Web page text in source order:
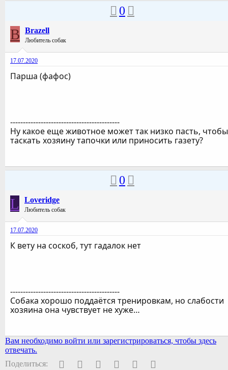
0
B Brazell
Любитель собак
17.07.2020
Парша (фафос)
-------------------------------------------
Ну какое еще животное может так низко пасть, чтобы
таскать хозяину тапочки или приносить газету?
0
L Loveridge
Любитель собак
17.07.2020
К вету на соскоб, тут гадалок нет
-------------------------------------------
Собака хорошо поддаётся тренировкам, но слабости
хозяина она чувствует не хуже…
Вам необходимо войти или зарегистрироваться, чтобы здесь
отвечать.
Поделиться:
Facebook
Twitter PinterestWhatsAppЭлектронная почта